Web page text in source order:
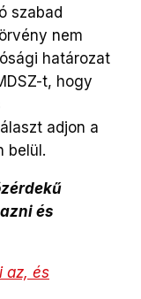
szabad
nem
határozat
t, hogy
adjon a
belül.
és
az, és